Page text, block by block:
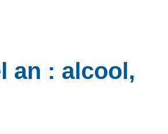
an : alcool,